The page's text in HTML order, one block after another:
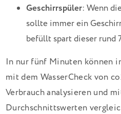
Geschirrspüler: Wenn
sollte immer ein
befüllt spart dieser rund
In nur fünf Minuten können
mit dem WasserCheck von
Verbrauch analysieren und
Durchschnittswerten